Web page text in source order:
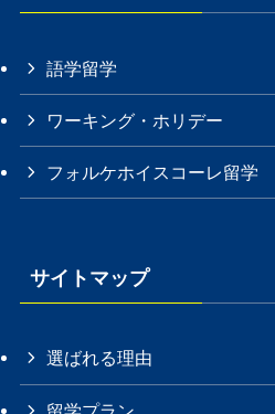
語学留学
ワーキング・ホリデー
フォルケホイスコーレ留学
サイトマップ
選ばれる理由